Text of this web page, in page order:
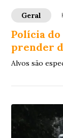
Geral
Polícia
prender
Alvos são